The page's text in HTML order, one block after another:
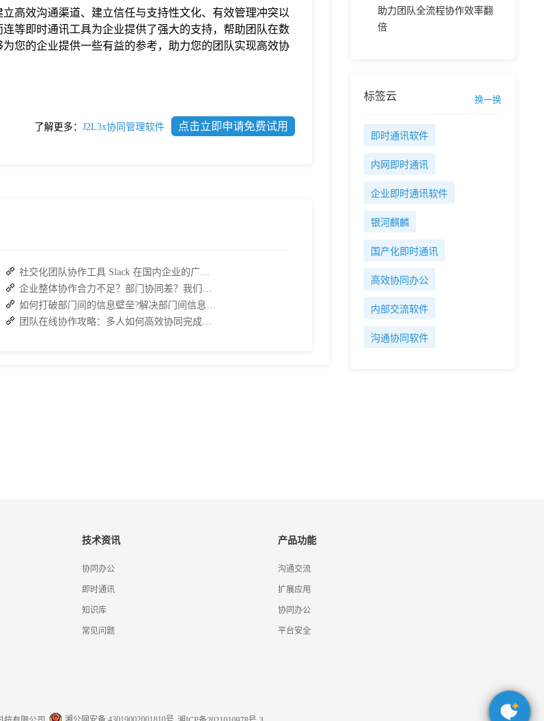
高效沟通渠道、建立信任与支持性文化、有效管理冲突以
等即时通讯工具为企业提供了强大的支持，帮助团队在数
您的企业提供一些有益的参考，助力您的团队实现高效协
了解更多： J2L3x协同管理软件 点击立即申请免费试用
助力团队全流程协作效率翻
倍
标签云 换一换
即时通讯软件
内网即时通讯
企业即时通讯软件
银河麒麟
国产化即时通讯
高效协同办公
内部交流软件
沟通协同软件
技术资讯
协同办公
即时通讯
知识库
常见问题
产品功能
沟通交流
扩展应用
协同办公
平台安全